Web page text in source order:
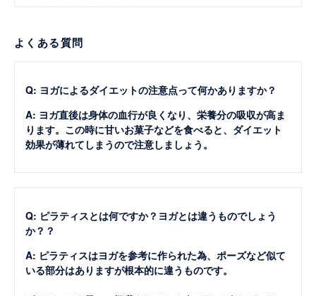
よくある質問
Q: ヨガによるダイエットの注意点って何かありますか？
A: ヨガ直後は身体の血行が良くなり、栄養分の吸収が高ま
ります。この時に甘いお菓子などを食べると、ダイエット
効果が薄れてしまうので注意しましょう。
Q: ピラティスとは何ですか？ヨガとは違うものでしょう
か？？
A: ピラティスはヨガを参考に作られた為、ポーズなど似て
いる部分はありますが根本的に違うものです。